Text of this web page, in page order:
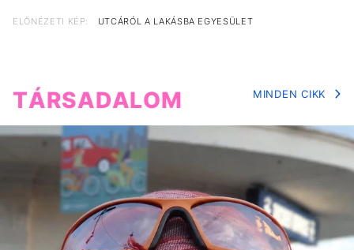
ELŐNÉZETI KÉP: UTCÁRÓL A LAKÁSBA EGYESÜLET
TÁRSADALOM MINDEN CIKK